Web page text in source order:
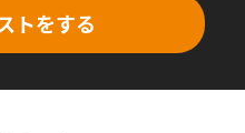
トをする